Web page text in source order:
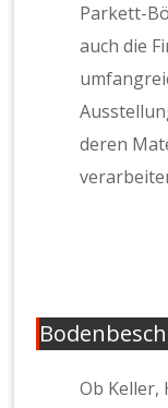
Parkett-
auch die
deren
Ob Keller,